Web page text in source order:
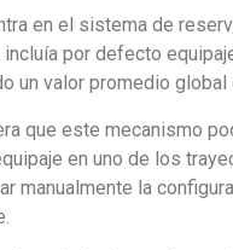
en el sistema de
incluía por defecto
un valor promedio
que este mecanismo
en uno de los
manualmente la